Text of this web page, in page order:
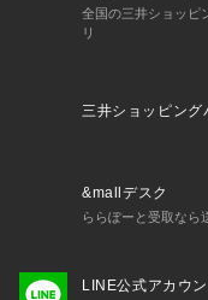
全国の三井ショッピ
リ
三井ショッピング
&mallデスク
ららぽーと受取なら
LINE公式アカウン